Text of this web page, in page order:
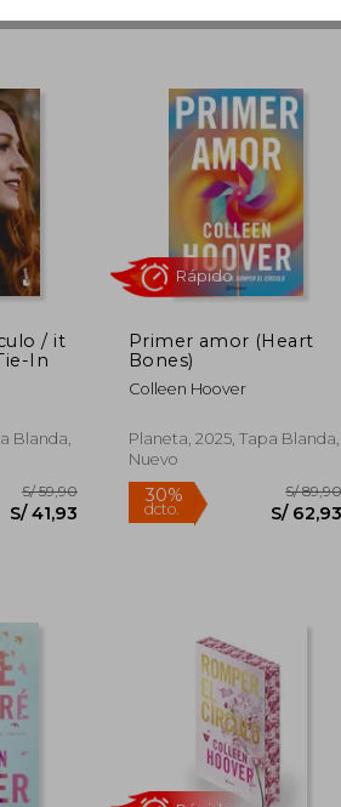
S/ 79,90
S/ 55,93
30%
dcto.
Rápido
/ it
In
Blanda,
Primer amor (Heart
Bones)
Colleen Hoover
Planeta, 2025, Tapa Blanda,
Nuevo